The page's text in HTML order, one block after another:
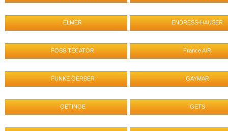
ELMER ENDRESS-HAUSER
FOSS TECATOR France AIR
FUNKE GERBER GAYMAR
GETINGE GETS